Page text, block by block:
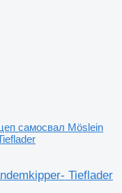
самосвал Möslein
Tieflader